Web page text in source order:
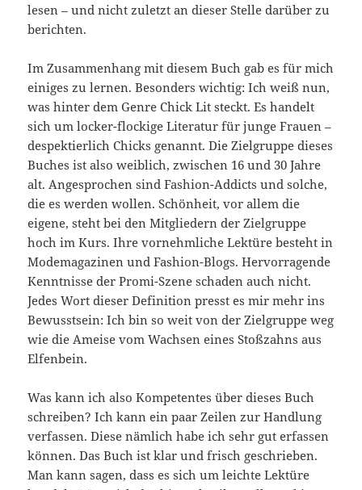
lesen – und nicht zuletzt an dieser Stelle darüber zu
berichten.
Im Zusammenhang mit diesem Buch gab es für mich
einiges zu lernen. Besonders wichtig: Ich weiß nun,
was hinter dem Genre Chick Lit steckt. Es handelt
sich um locker-flockige Literatur für junge Frauen –
despektierlich Chicks genannt. Die Zielgruppe dieses
Buches ist also weiblich, zwischen 16 und 30 Jahre
alt. Angesprochen sind Fashion-Addicts und solche,
die es werden wollen. Schönheit, vor allem die
eigene, steht bei den Mitgliedern der Zielgruppe
hoch im Kurs. Ihre vornehmliche Lektüre besteht in
Modemagazinen und Fashion-Blogs. Hervorragende
Kenntnisse der Promi-Szene schaden auch nicht.
Jedes Wort dieser Definition presst es mir mehr ins
Bewusstsein: Ich bin so weit von der Zielgruppe weg
wie die Ameise vom Wachsen eines Stoßzahns aus
Elfenbein.
Was kann ich also Kompetentes über dieses Buch
schreiben? Ich kann ein paar Zeilen zur Handlung
verfassen. Diese nämlich habe ich sehr gut erfassen
können. Das Buch ist klar und frisch geschrieben.
Man kann sagen, dass es sich um leichte Lektüre